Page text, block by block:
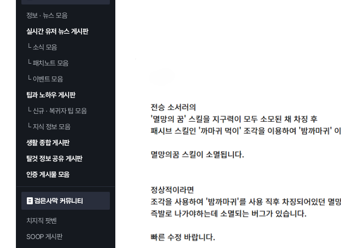
정보 · 뉴스 모음
실시간 유저 뉴스 게시판
└소식 모음
└패치노트 모음
└이벤트 모음
팁과 노하우 게시판
└신규 · 복귀자 팁 모음
└지식 정보 모음
생활 종합 게시판
탈것 정보 공유 게시판
인증 게시물 모음
검은사막 커뮤니티
치지직 팟벤
SOOP 게시판